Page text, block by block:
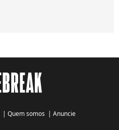
| Quem somos | Anuncie